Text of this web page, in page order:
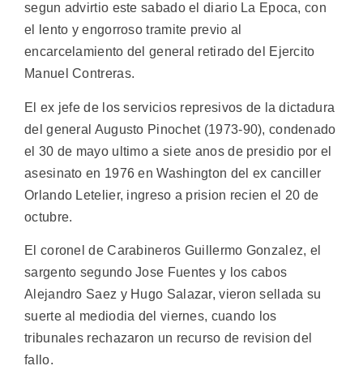
segun advirtio este sabado el diario La Epoca, con
el lento y engorroso tramite previo al
encarcelamiento del general retirado del Ejercito
Manuel Contreras.
El ex jefe de los servicios represivos de la dictadura
del general Augusto Pinochet (1973-90), condenado
el 30 de mayo ultimo a siete anos de presidio por el
asesinato en 1976 en Washington del ex canciller
Orlando Letelier, ingreso a prision recien el 20 de
octubre.
El coronel de Carabineros Guillermo Gonzalez, el
sargento segundo Jose Fuentes y los cabos
Alejandro Saez y Hugo Salazar, vieron sellada su
suerte al mediodia del viernes, cuando los
tribunales rechazaron un recurso de revision del
fallo.